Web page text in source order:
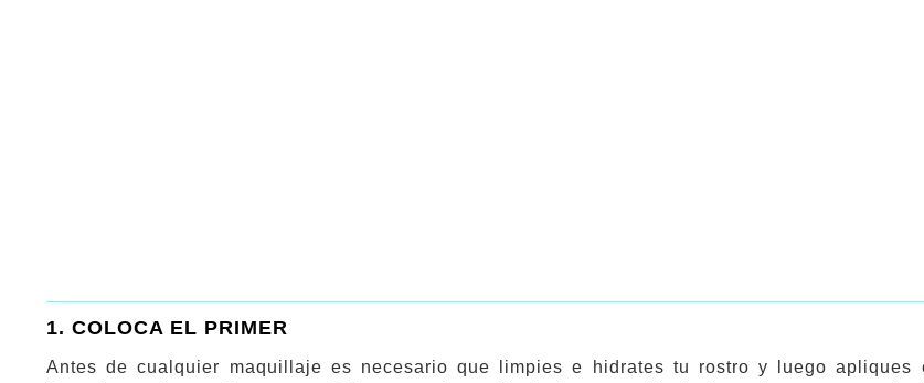
1. COLOCA EL PRIMER
Antes de cualquier maquillaje es necesario que limpies e hidrates tu rostro y luego apliques